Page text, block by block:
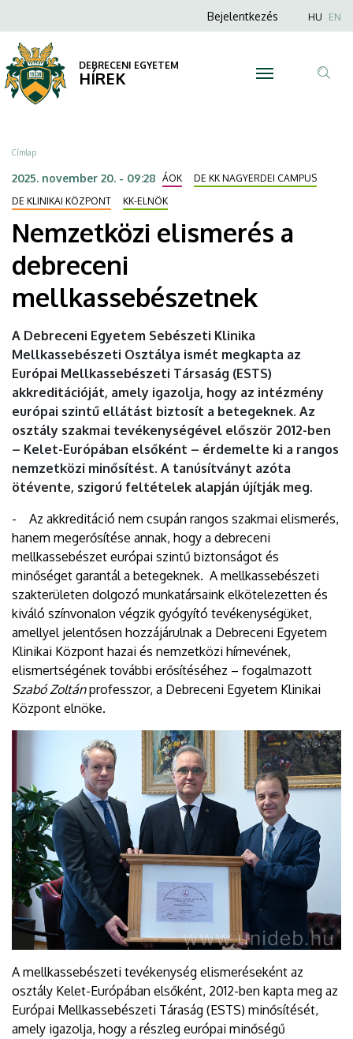
elismerés
a
debreceni
mellkassebészetnek
DEBRECENI
EGYETEM
a
tartalomra
Anonim
menüje
Bejelentkezés HU EN
DEBRECENI EGYETEM
HÍREK
Morzsa
Címlap
2025. november 20. - 09:28 ÁOK
DE KK NAGYERDEI CAMPUS
DE KLINIKAI KÖZPONT
KK-ELNÖK
Nemzetközi elismerés a
debreceni
mellkassebészetnek
A Debreceni Egyetem Sebészeti Klinika
Mellkassebészeti Osztálya ismét megkapta az
Európai Mellkassebészeti Társaság (ESTS)
akkreditációját, amely igazolja, hogy az intézmény
európai szintű ellátást biztosít a betegeknek. Az
osztály szakmai tevékenységével először 2012-ben
– Kelet-Európában elsőként – érdemelte ki a rangos
nemzetközi minősítést. A tanúsítványt azóta
ötévente, szigorú feltételek alapján újítják meg.
- Az akkreditáció nem csupán rangos szakmai elismerés,
hanem megerősítése annak, hogy a debreceni
mellkassebészet európai szintű biztonságot és
minőséget garantál a betegeknek. A mellkassebészeti
szakterületen dolgozó munkatársaink elkötelezetten és
kiváló színvonalon végzik gyógyító tevékenységüket,
amellyel jelentősen hozzájárulnak a Debreceni Egyetem
Klinikai Központ hazai és nemzetközi hírnevének,
elismertségének további erősítéséhez – fogalmazott
Szabó Zoltánprofesszor, a Debreceni Egyetem Klinikai
Központ elnöke.
A mellkassebészeti tevékenység elismeréseként az
osztály Kelet-Európában elsőként, 2012-ben kapta meg az
Európai Mellkassebészeti Táraság (ESTS) minősítését,
amely igazolja, hogy a részleg európai minőségű